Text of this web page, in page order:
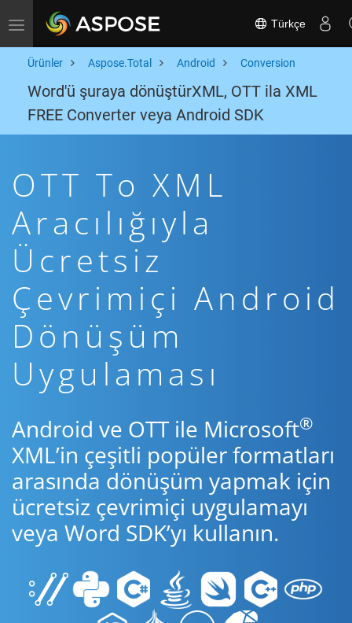
Toggle navigation Türkçe
Ürünler Aspose.Total Android Conversion
Word'ü şuraya dönüştürXML, OTT ila XML
FREE Converter veya Android SDK
OTT To XML
Aracılığıyla
Ücretsiz
Çevrimiçi Android
Dönüşüm
Uygulaması
Android ve OTT ile Microsoft®
XML’in çeşitli popüler formatları
arasında dönüşüm yapmak için
ücretsiz çevrimiçi uygulamayı
veya Word SDK’yı kullanın.